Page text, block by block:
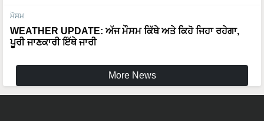
ਮੌਸਮ
WEATHER UPDATE: ਅੱਜ ਮੌਸਮ ਕਿੱਥੇ ਅਤੇ ਕਿਹੋ ਜਿਹਾ ਰਹੇਗਾ,
ਪੂਰੀ ਜਾਣਕਾਰੀ ਇੱਥੇ ਜਾਰੀ
More News